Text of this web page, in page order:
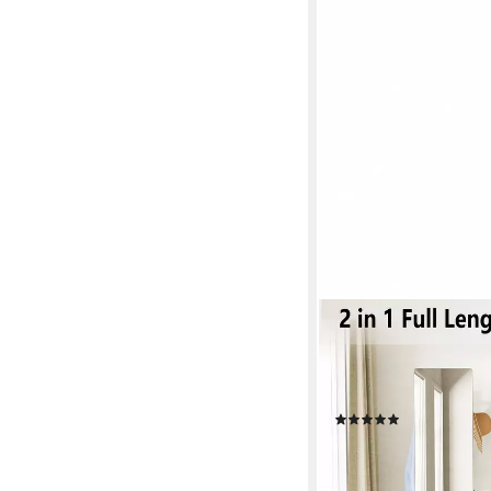
YORBAY
Garderobenständer
Ganzkörperspiegel &
Kleiderständer,
UVP 149,00 €
-33%